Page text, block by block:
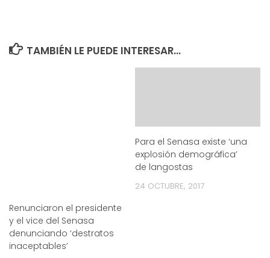
TAMBIÉN LE PUEDE INTERESAR...
Renunciaron el presidente
y el vice del Senasa
denunciando ‘destratos
inaceptables’
Para el Senasa existe ‘una
explosión demográfica’
de langostas
24 OCTUBRE, 2017